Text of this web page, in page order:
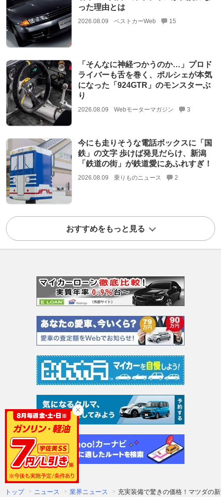
った理由とは
2026.08.09 ベストカーWeb 15
「そんなに神経つかうのか…」プロド
ライバーも舌を巻く、ポルシェが本気
になった「924GTR」のモンスターぶ
り
2026.08.09 Webモーターマガジン 3
今にも走りそうな電話ボックスに「国
鉄」の文字 歩けば発見だらけ、新潟
「鉄道の街」が鉄道愛にあふれすぎ！
2026.08.09 乗りものニュース 2
おすすめをもっと見る
トップ ニュース 業界ニュース 充実装備で驚きの価格！マツダの